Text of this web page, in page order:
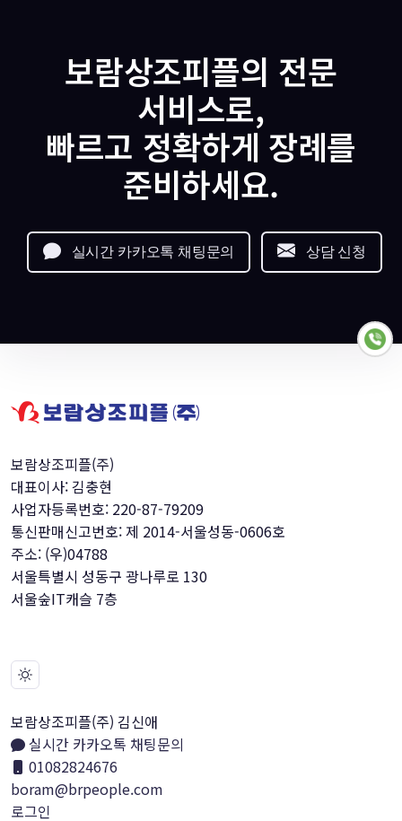
보람상조피플의 전문
서비스로,
빠르고 정확하게 장례를
준비하세요.
실시간 카카오톡 채팅문의 상담 신청
보람상조피플(주)
대표이사: 김충현
사업자등록번호: 220-87-79209
통신판매신고번호: 제 2014-서울성동-0606호
주소: (우)04788
서울특별시 성동구 광나루로 130
서울숲IT캐슬 7층
보람상조피플(주) 김신애
실시간 카카오톡 채팅문의
01082824676
boram@brpeople.com
로그인